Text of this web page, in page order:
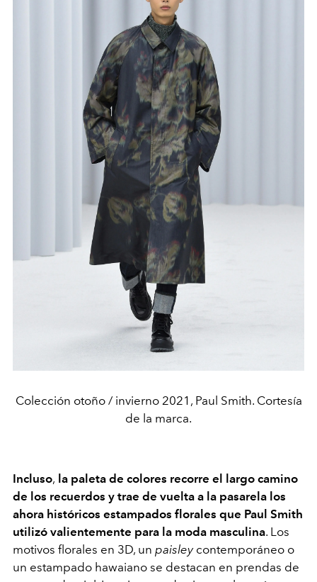
Colección otoño / invierno 2021, Paul Smith. Cortesía
de la marca.
Incluso, la paleta de colores recorre el largo camino
de los recuerdos y trae de vuelta a la pasarela los
ahora históricos estampados florales que Paul Smith
utilizó valientemente para la moda masculina. Los
motivos florales en 3D, un paisley contemporáneo o
un estampado hawaiano se destacan en prendas de